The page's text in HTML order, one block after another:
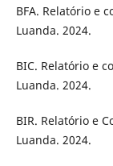
BFA. Relatório e
Luanda. 2024.
BIC. Relatório e
Luanda. 2024.
BIR. Relatório e
Luanda. 2024.